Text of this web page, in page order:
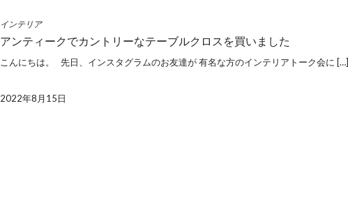
インテリア
アンティークでカントリーなテーブルクロスを買いました
こんにちは。 先日、インスタグラムのお友達が 有名な方のインテリアトーク会に […]
2022年8月15日